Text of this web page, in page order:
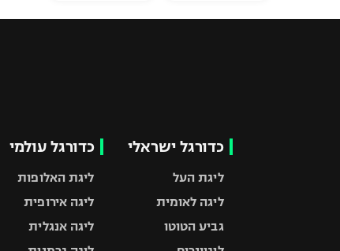
כדורגל ישראלי
ליגת העל
ליגה לאומית
גביע הטוטו
כדורגל עולמי
ליגת האלופות
ליגה אירופית
ליגה אנגלית